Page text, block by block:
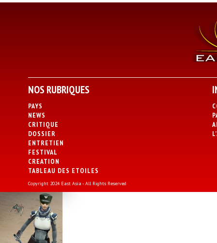
NOS RUBRIQUES
PAYS
NEWS
CRITIQUE
DOSSIER
ENTRETIEN
FESTIVAL
CREATION
TABLEAU DES ETOILES
Copyright 2024 East Asia - All Rights Reserved